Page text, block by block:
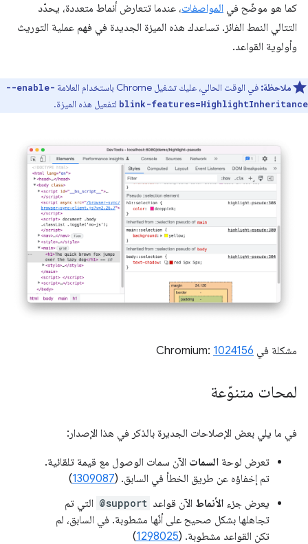
كما هو موضّح في المواصفات، عندما تتعارض أنماط متعددة، يحدّد
التتالي النمط الفائز. تساعدك هذه الميزة الجديدة في فهم عملية التوريث
وأولوية القواعد.
ملاحظة: في الوقت الحالي، عليك تشغيل Chrome باستخدام العلامة
--enable-
blink-features=HighlightInheritance لتفعيل هذه الميزة.
مشكلة في Chromium: 1024156
لمحات متنوّعة
في ما يلي بعض الإصلاحات الجديرة بالذكر في هذا الإصدار:
تعرض لوحة السمات الآن سمات الوصول مع قيمة تلقائية.
تم إخفاؤه عن طريق الخطأ في السابق. (1309087
)
يعرض جزء الأنماط الآن قواعد @support التي تم
تجاهلها بشكل صحيح على أنّها مشطوبة. في السابق، لم
تكن القواعد مشطوبة. (1298025
)